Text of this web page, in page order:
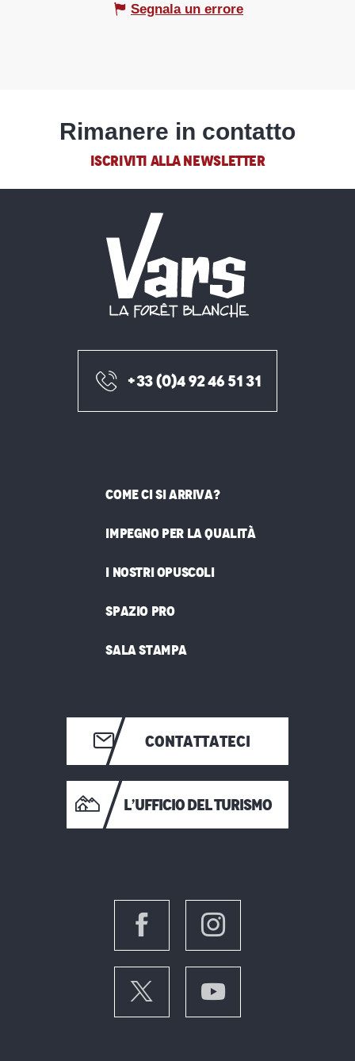
Segnala un errore
Rimanere in contatto
ISCRIVITI ALLA NEWSLETTER
+33 (0)4 92 46 51 31
COME CI SI ARRIVA?
IMPEGNO PER LA QUALITÀ
I NOSTRI OPUSCOLI
SPAZIO PRO
SALA STAMPA
CONTATTATECI
L’UFFICIO DEL TURISMO